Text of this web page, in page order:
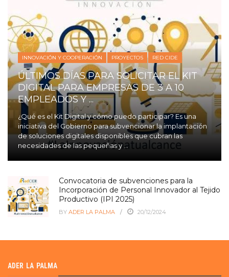
INNOVACIÓN Y COOPERACIÓN PROYECTOS RED CIDE
ÚLTIMOS DÍAS PARA SOLICITAR EL KIT
DIGITAL PARA EMPRESAS DE 3 A 10
EMPLEADOS Y ...
¿Qué es el Kit Digital y cómo puedo participar? Es una
iniciativa del Gobierno para subvencionar la implantación
de soluciones digitales disponibles que cubran las
necesidades de las pequeñas y ...
Convocatoria de subvenciones para la
Incorporación de Personal Innovador al Tejido
Productivo (IPI 2025)
BY ADER LA PALMA 20/12/2024
ADER LA PALMA